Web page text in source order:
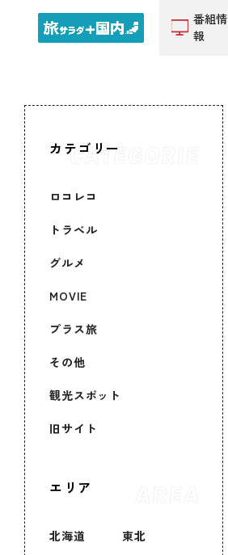
番組情
報
カテゴリー
ロコレコ
トラベル
グルメ
MOVIE
プラス旅
その他
観光スポット
旧サイト
エリア
北海道 東北